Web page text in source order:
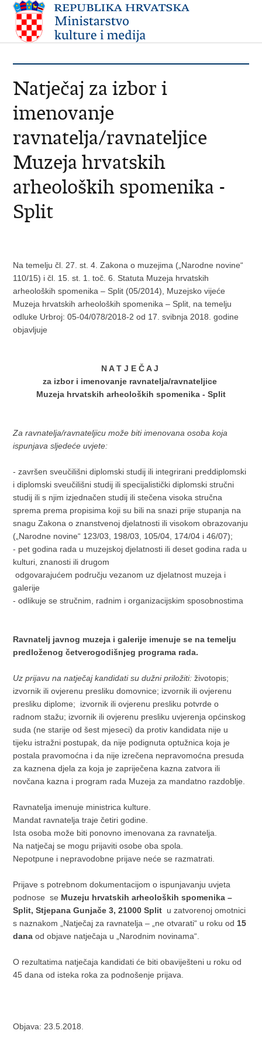
Natječaj za izbor i
imenovanje
ravnatelja/ravnateljice
Muzeja hrvatskih
arheoloških spomenika -
Split
Na temelju čl. 27. st. 4. Zakona o muzejima („Narodne novine“
110/15) i čl. 15. st. 1. toč. 6. Statuta Muzeja hrvatskih
arheoloških spomenika – Split (05/2014), Muzejsko vijeće
Muzeja hrvatskih arheoloških spomenika – Split, na temelju
odluke Urbroj: 05-04/078/2018-2 od 17. svibnja 2018. godine
objavljuje
N A T J E Č A J
za izbor i imenovanje ravnatelja/ravnateljice
Muzeja hrvatskih arheoloških spomenika - Split
Za ravnatelja/ravnateljicu može biti imenovana osoba koja
ispunjava sljedeće uvjete:
- završen sveučilišni diplomski studij ili integrirani preddiplomski
i diplomski sveučilišni studij ili specijalistički diplomski stručni
studij ili s njim izjednačen studij ili stečena visoka stručna
sprema prema propisima koji su bili na snazi prije stupanja na
snagu Zakona o znanstvenoj djelatnosti ili visokom obrazovanju
(„Narodne novine“ 123/03, 198/03, 105/04, 174/04 i 46/07);
- pet godina rada u muzejskoj djelatnosti ili deset godina rada u
kulturi, znanosti ili drugom
odgovarajućem području vezanom uz djelatnost muzeja i
galerije
- odlikuje se stručnim, radnim i organizacijskim sposobnostima
Ravnatelj javnog muzeja i galerije imenuje se na temelju
predloženog četverogodišnjeg programa rada.
Uz prijavu na natječaj kandidati su dužni priložiti:životopis;
izvornik ili ovjerenu presliku domovnice; izvornik ili ovjerenu
presliku diplome; izvornik ili ovjerenu presliku potvrde o
radnom stažu; izvornik ili ovjerenu presliku uvjerenja općinskog
suda (ne starije od šest mjeseci) da protiv kandidata nije u
tijeku istražni postupak, da nije podignuta optužnica koja je
postala pravomoćna i da nije izrečena nepravomoćna presuda
za kaznena djela za koja je zapriječena kazna zatvora ili
novčana kazna i program rada Muzeja za mandatno razdoblje.
Ravnatelja imenuje ministrica kulture.
Mandat ravnatelja traje četiri godine.
Ista osoba može biti ponovno imenovana za ravnatelja.
Na natječaj se mogu prijaviti osobe oba spola.
Nepotpune i nepravodobne prijave neće se razmatrati.
Prijave s potrebnom dokumentacijom o ispunjavanju uvjeta
podnose se Muzeju hrvatskih arheoloških spomenika –
Split, Stjepana Gunjače 3, 21000 Split u zatvorenoj omotnici
s naznakom „Natječaj za ravnatelja – „ne otvarati“ u roku od 15
dana od objave natječaja u „Narodnim novinama“.
O rezultatima natječaja kandidati će biti obaviješteni u roku od
45 dana od isteka roka za podnošenje prijava.
Objava: 23.5.2018.